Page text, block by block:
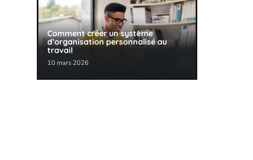
Comment créer un système
d’organisation personnalisé au
travail
10 mars 2026